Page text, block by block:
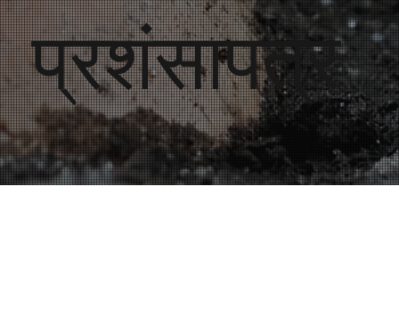
प्रशंसापत्र